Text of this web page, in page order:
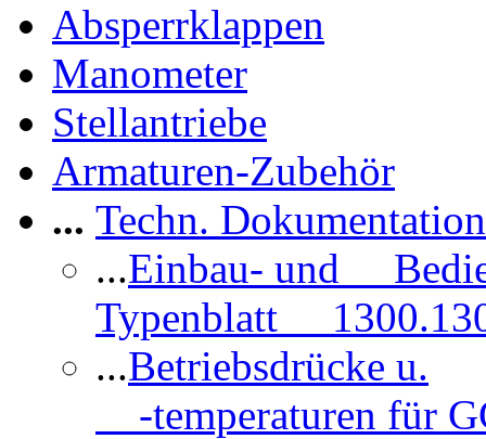
Absperrklappen
Manometer
Stellantriebe
Armaturen-Zubehör
... Techn.
...Einbau- und
Typenblatt
...Betriebsdrücke u.
-temperaturen für